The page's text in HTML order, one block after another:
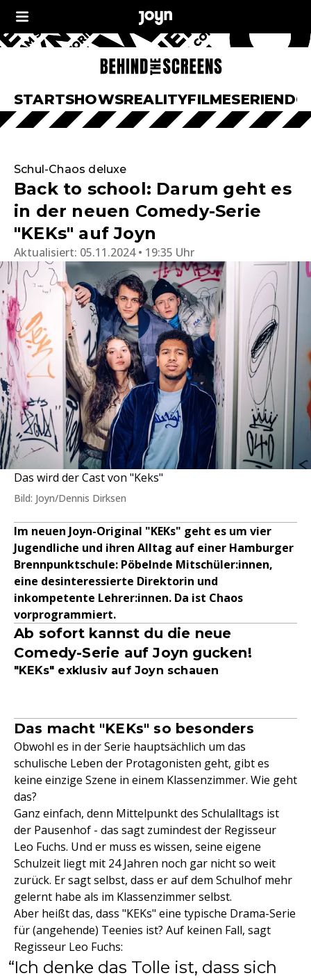
STARTSHOWSREALITYFILMESERIEN
Schul-Chaos deluxe
Back to school: Darum geht es
in der neuen Comedy-Serie
"KEKs" auf Joyn
Aktualisiert: 05.11.2024 • 19:35 Uhr
Das wird der Cast von "Keks"
Bild: Joyn/Dennis Dirksen
Im neuen Joyn-Original "KEKs" geht es um vier
Jugendliche und ihren Alltag auf einer Hamburger
Brennpunktschule: Pöbelnde Mitschüler:innen,
eine desinteressierte Direktorin und
inkompetente Lehrer:innen. Da ist Chaos
vorprogrammiert.
Ab sofort kannst du die neue
Comedy-Serie auf Joyn gucken!
"KEKs" exklusiv auf Joyn schauen
Das macht "KEKs" so besonders
Obwohl es in der Serie hauptsächlich um das
schulische Leben der Protagonisten geht, gibt es
keine einzige Szene in einem Klassenzimmer. Wie geht
das?
Ganz einfach, denn Mittelpunkt des Schulalltags ist
der Pausenhof - das sagt zumindest der Regisseur
Leo Fuchs. Und er muss es wissen, seine eigene
Schulzeit liegt mit 24 Jahren noch gar nicht so weit
zurück. Er sagt selbst, dass er auf dem Schulhof mehr
gelernt habe als im Klassenzimmer selbst.
Aber heißt das, dass "KEKs" eine typische Drama-Serie
für (angehende) Teenies ist? Auf keinen Fall, sagt
Regisseur Leo Fuchs:
Ich denke das Tolle ist, dass sich